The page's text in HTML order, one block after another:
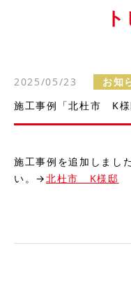
2025/05/23
お知
施工事例「北杜市 K様
施工事例を追加しまし
い。→北杜市 K様邸